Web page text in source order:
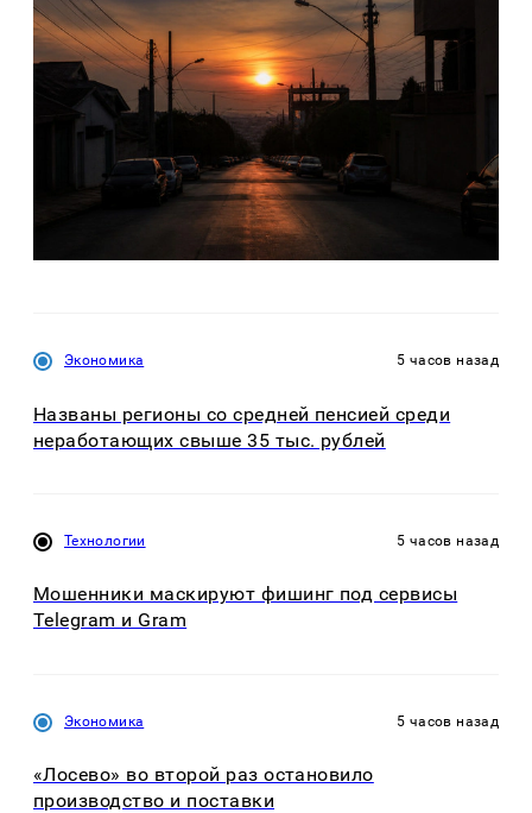
Экономика 5 часов назад
Названы регионы со средней пенсией среди
неработающих свыше 35 тыс. рублей
Технологии 5 часов назад
Мошенники маскируют фишинг под сервисы
Telegram и Gram
Экономика 5 часов назад
«Лосево» во второй раз остановило
производство и поставки